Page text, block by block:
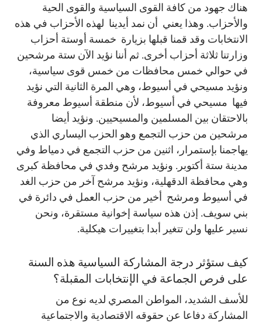
هناك جهود من كافة القوى السياسية والقوى الحية
والأحزاب. وهذا يعني أن نمد أيدينا لهذه الأحزاب في هذه
الانتخابات وقد قمنا قبلها بزيارة خمسة أوستة أحزاب
وزارتنا ثلاثة أحزاب أخرى. ثم أننا نؤيد الآن ستة مرشحين
في حوالي خمس محافظات من خمس قوى سياسية،
ونؤيد مسيحي في أسيوط، وهي المرة الثانية التي نؤيد
فيها مسيحي في أسيوط، لأن منطقة أسيوط معروفة
بالاحتقان بين المسلمين والمسيحيين. ونؤيد أيضا
مرشحين من حزب التجمع وهو الحزب اليساري الذي
يهاجمنا بإستمرار، اثنين من حزب التجمع في دمياط وفي
مدينة ستة أكتوبر. ونؤيد مرشح وفدي في محافظة كبرى
وهي محافظة الدقهلية، ونؤيد مرشح آخر من حزب الغد
في أسيوط ومرشح أخير من حزب العمل في دائرة في
بني سويف. إذن هذه سياسة إخوانية مستقرة، ونحن
نسير عليها ولن تتغير أبدا بتغييرات هيكلية.
كيف ستؤثر درجة المشاركة السياسية هذه السنة
على فرص الجماعة في الإنتخابات المقبلة؟
للأسف الشديد، المواطن المصري لديه نوع من
المشاركة دفاعا عن حقوقه الاقتصادية والاجتماعية